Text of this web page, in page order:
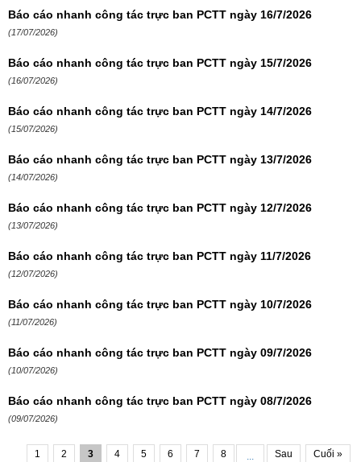
Báo cáo nhanh công tác trực ban PCTT ngày 16/7/2026
(17/07/2026)
Báo cáo nhanh công tác trực ban PCTT ngày 15/7/2026
(16/07/2026)
Báo cáo nhanh công tác trực ban PCTT ngày 14/7/2026
(15/07/2026)
Báo cáo nhanh công tác trực ban PCTT ngày 13/7/2026
(14/07/2026)
Báo cáo nhanh công tác trực ban PCTT ngày 12/7/2026
(13/07/2026)
Báo cáo nhanh công tác trực ban PCTT ngày 11/7/2026
(12/07/2026)
Báo cáo nhanh công tác trực ban PCTT ngày 10/7/2026
(11/07/2026)
Báo cáo nhanh công tác trực ban PCTT ngày 09/7/2026
(10/07/2026)
Báo cáo nhanh công tác trực ban PCTT ngày 08/7/2026
(09/07/2026)
1 2 3 4 5 6 7 8 ... Sau Cuối »